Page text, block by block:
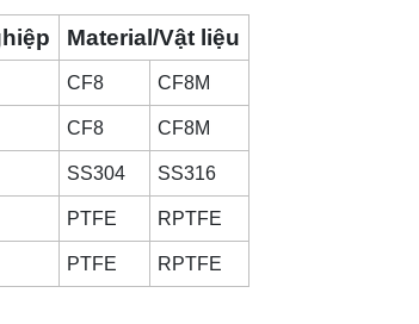
Material/Vật liệu
CF8 CF8M
CF8 CF8M
SS304 SS316
PTFE RPTFE
PTFE RPTFE